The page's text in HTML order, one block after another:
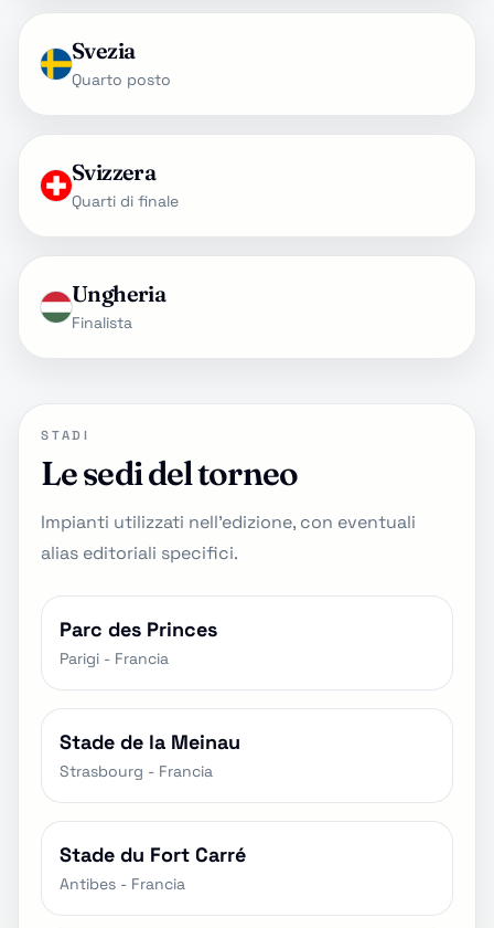
Svezia
Quarto posto
Svizzera
Quarti di finale
Ungheria
Finalista
STADI
Le sedi del torneo
Impianti utilizzati nell'edizione, con eventuali
alias editoriali specifici.
Parc des Princes
Parigi - Francia
Stade de la Meinau
Strasbourg - Francia
Stade du Fort Carré
Antibes - Francia